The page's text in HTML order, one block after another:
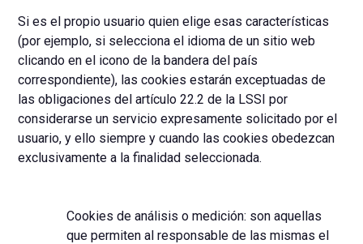
Si es el propio usuario quien elige esas características
(por ejemplo, si selecciona el idioma de un sitio web
clicando en el icono de la bandera del país
correspondiente), las cookies estarán exceptuadas de
las obligaciones del artículo 22.2 de la LSSI por
considerarse un servicio expresamente solicitado por el
usuario, y ello siempre y cuando las cookies obedezcan
exclusivamente a la finalidad seleccionada.
Cookies de análisis o medición: son aquellas
que permiten al responsable de las mismas el